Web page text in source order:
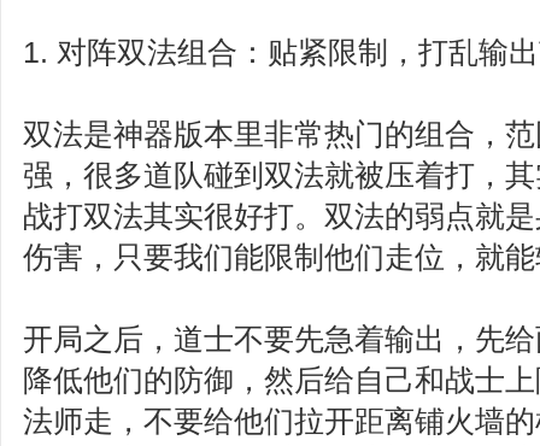
1. 对阵双法组合：贴紧限制，打乱输
双法是神器版本里非常热门的组合，
强，很多道队碰到双法就被压着打，
战打双法其实很好打。双法的弱点就
伤害，只要我们能限制他们走位，就
开局之后，道士不要先急着输出，先
降低他们的防御，然后给自己和战士
法师走，不要给他们拉开距离铺火墙